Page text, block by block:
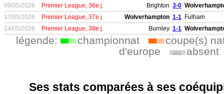
09/05/2026
Premier League, 36e j. Brighton 3-0
17/05/2026
Premier League, 37e j. Wolverhampton 1-1 Fulham
24/05/2026
Premier League, 38e j. Burnley 1-1
légende: championnat
coupe(s)
d'europe
abs. absent
Ses stats comparées à ses